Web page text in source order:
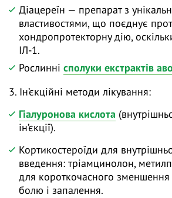
Діацереїн — препарат з
властивостями, що поєднує
хондропротекторну дію,
ІЛ-1.
Рослинні сполуки екстрактів
3. Ін’єкційні методи лікування:
Гіалуронова кислота
ін’єкції).
Кортикостероїди для
введення: тріамцинолон,
для короткочасного
болю і запалення.